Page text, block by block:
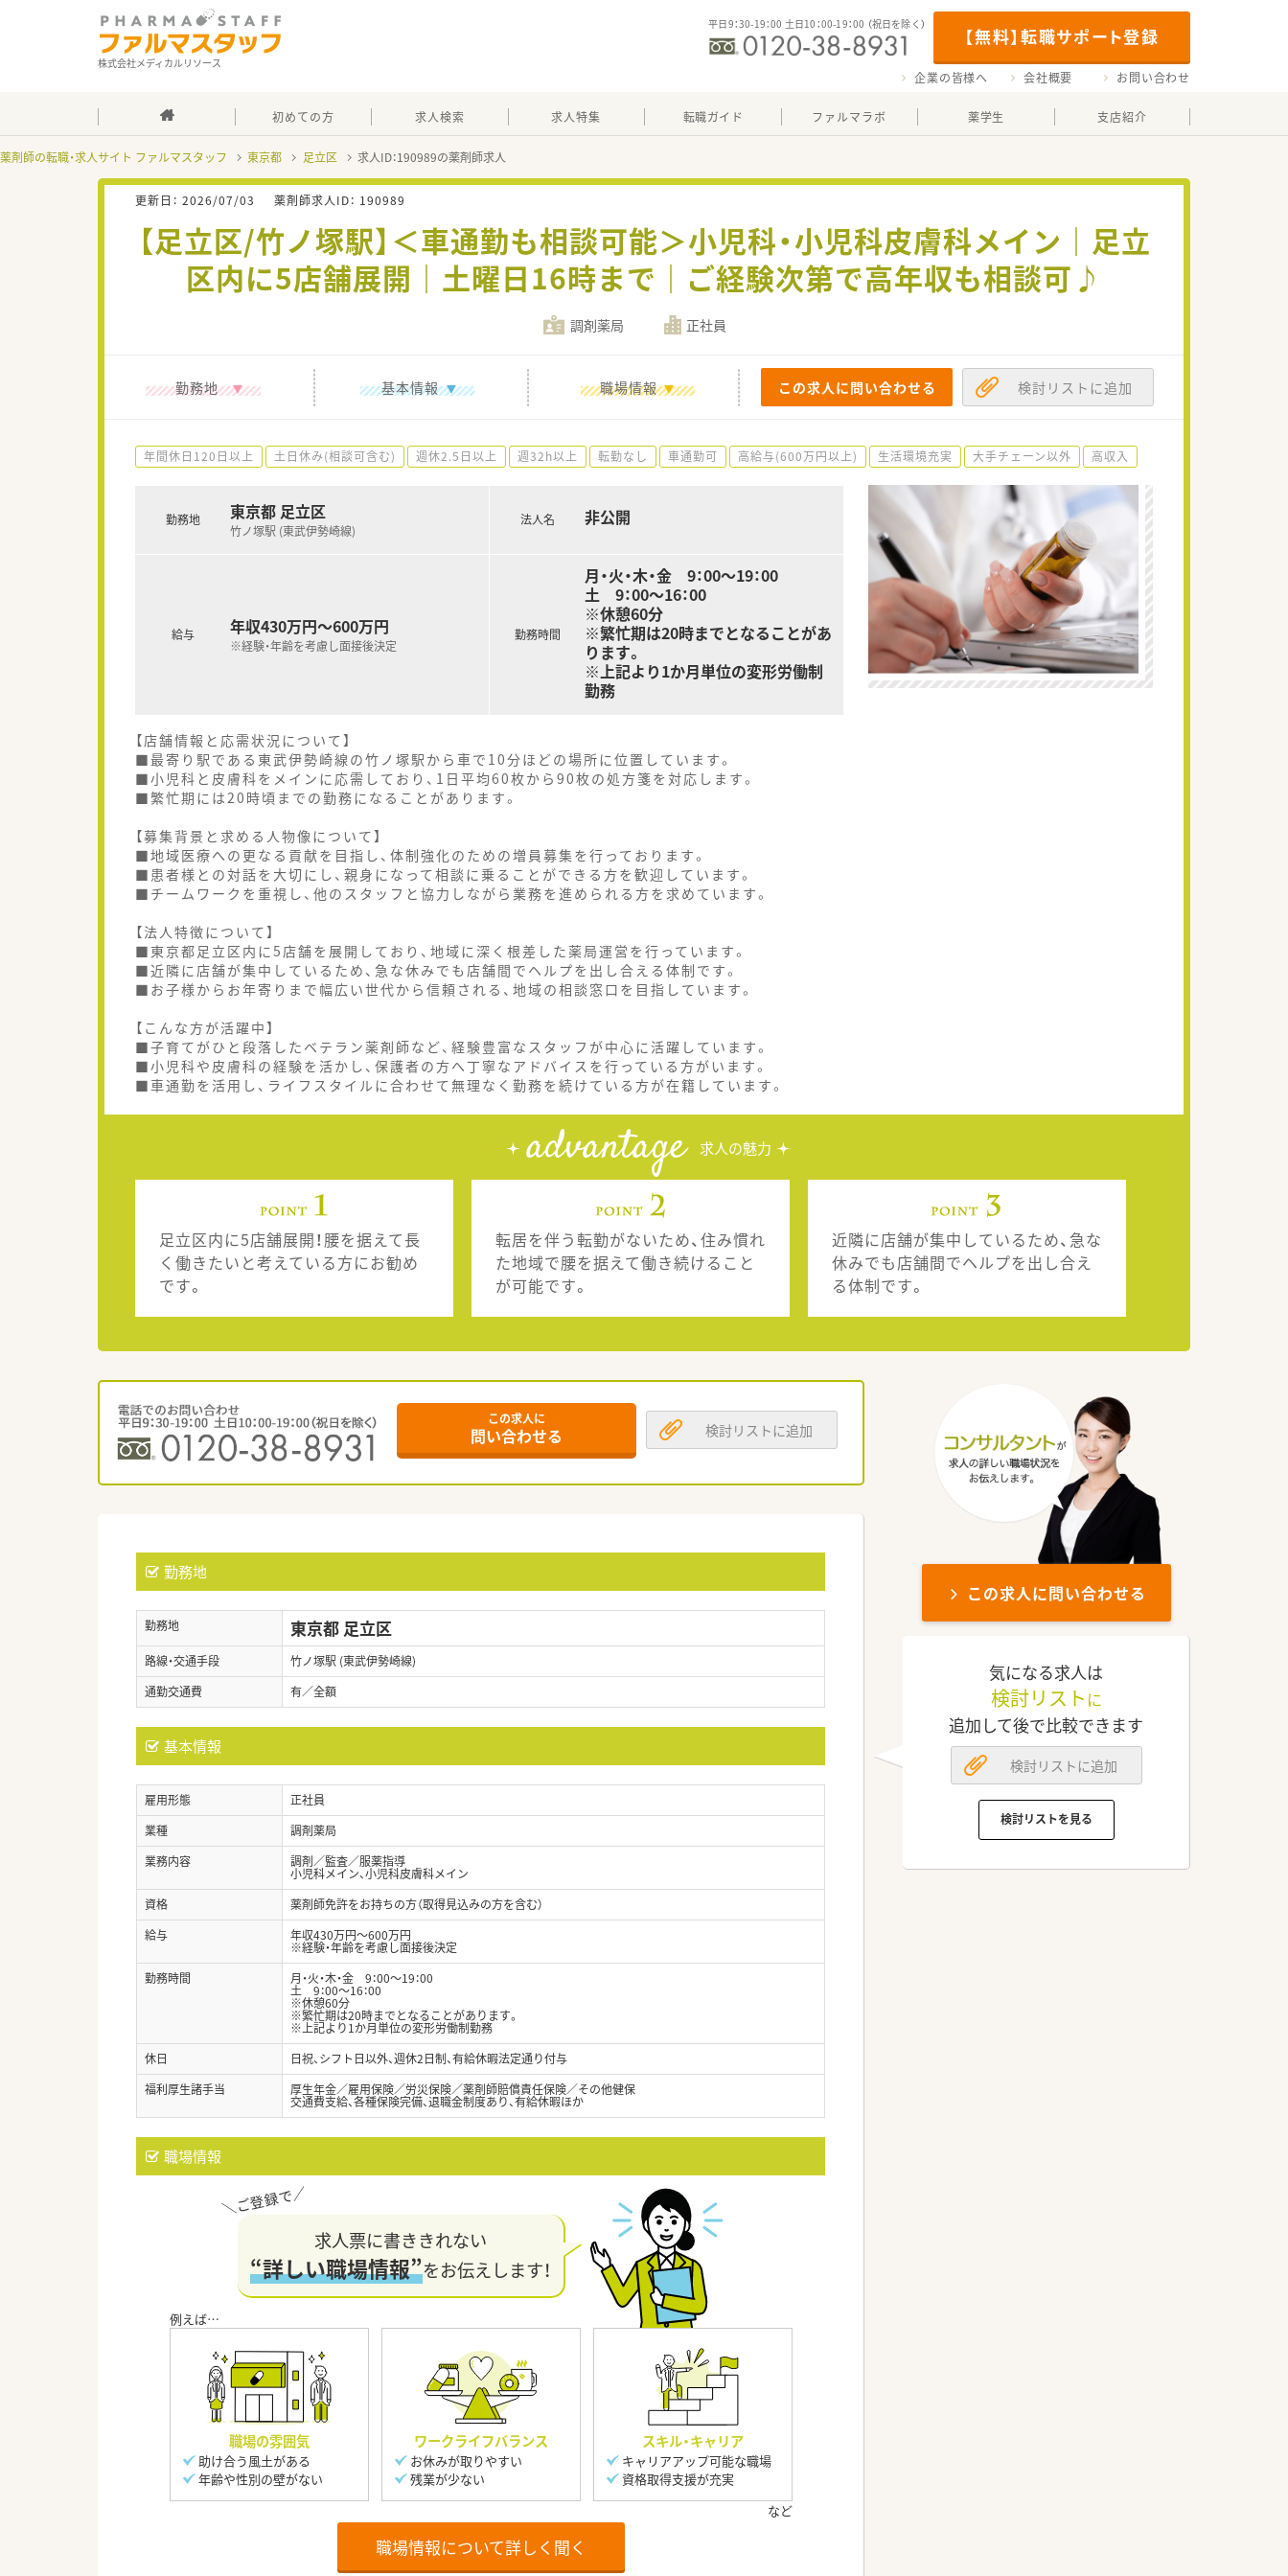
株式会社メディカルリソース
【無料】転職サポート登録
平日9：30-19：00 土日10：00-19：00 （祝日を除く）
企業の皆様へ 会社概要 お問い合わせ
初めての方 求人検索 求人特集 転職ガイド ファルマラボ 薬学生 支店紹介
薬剤師の転職・求人サイト ファルマスタッフ 東京都 足立区 求人ID：190989の薬剤師求人
更新日： 2026/07/03 薬剤師求人ID： 190989
【足立区/竹ノ塚駅】＜車通勤も相談可能＞小児科・小児科皮膚科メイン｜足立
区内に5店舗展開｜土曜日16時まで｜ご経験次第で高年収も相談可♪
調剤薬局 正社員
勤務地 基本情報 職場情報 この求人に問い合わせる 検討リストに追加
年間休日120日以上 土日休み(相談可含む) 週休2.5日以上 週32h以上 転勤なし 車通勤可 高給与(600万円以上) 生活環境充実 大手チェーン以外 高収入
勤務地 東京都 足立区
竹ノ塚駅 (東武伊勢崎線)
給与 年収430万円～600万円
※経験・年齢を考慮し面接後決定
法人名 非公開
勤務時間
月・火・木・金 9：00～19：00
土 9：00～16：00
※休憩60分
※繁忙期は20時までとなることがあ
ります。
※上記より1か月単位の変形労働制
勤務
【店舗情報と応需状況について】
■最寄り駅である東武伊勢崎線の竹ノ塚駅から車で10分ほどの場所に位置しています。
■小児科と皮膚科をメインに応需しており、1日平均60枚から90枚の処方箋を対応します。
■繁忙期には20時頃までの勤務になることがあります。
【募集背景と求める人物像について】
■地域医療への更なる貢献を目指し、体制強化のための増員募集を行っております。
■患者様との対話を大切にし、親身になって相談に乗ることができる方を歓迎しています。
■チームワークを重視し、他のスタッフと協力しながら業務を進められる方を求めています。
【法人特徴について】
■東京都足立区内に5店舗を展開しており、地域に深く根差した薬局運営を行っています。
■近隣に店舗が集中しているため、急な休みでも店舗間でヘルプを出し合える体制です。
■お子様からお年寄りまで幅広い世代から信頼される、地域の相談窓口を目指しています。
【こんな方が活躍中】
■子育てがひと段落したベテラン薬剤師など、経験豊富なスタッフが中心に活躍しています。
■小児科や皮膚科の経験を活かし、保護者の方へ丁寧なアドバイスを行っている方がいます。
■車通勤を活用し、ライフスタイルに合わせて無理なく勤務を続けている方が在籍しています。
advantage 求人の魅力
足立区内に5店舗展開！腰を据えて長
く働きたいと考えている方にお勧め
です。
転居を伴う転勤がないため、住み慣れ
た地域で腰を据えて働き続けること
が可能です。
近隣に店舗が集中しているため、急な
休みでも店舗間でヘルプを出し合え
る体制です。
この求人に
問い合わせる 検討リストに追加
勤務地
勤務地 東京都 足立区
路線・交通手段
竹ノ塚駅 (東武伊勢崎線)
通勤交通費
有／全額
基本情報
雇用形態
正社員
業種
調剤薬局
業務内容
調剤／監査／服薬指導
小児科メイン、小児科皮膚科メイン
資格
薬剤師免許をお持ちの方（取得見込みの方を含む）
給与
年収430万円～600万円
※経験・年齢を考慮し面接後決定
勤務時間
月・火・木・金 9：00～19：00
土 9：00～16：00
※休憩60分
※繁忙期は20時までとなることがあります。
※上記より1か月単位の変形労働制勤務
休日
日祝、シフト日以外、週休2日制、有給休暇法定通り付与
福利厚生諸手当
厚生年金／雇用保険／労災保険／薬剤師賠償責任保険／その他健保
交通費支給、各種保険完備、退職金制度あり、有給休暇ほか
職場情報
求人票に書ききれない
“詳しい職場情報”をお伝えします！
職場の雰囲気
助け合う風土がある
年齢や性別の壁がない
ワークライフバランス
お休みが取りやすい
残業が少ない
スキル・キャリア
キャリアアップ可能な職場
資格取得支援が充実
職場情報について詳しく聞く
この求人に問い合わせる
気になる求人は
検討リスト に
追加して後で比較できます
検討リストに追加
検討リストを見る